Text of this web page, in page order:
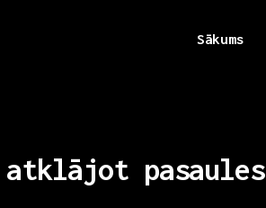
Sākums
atklājot pasaules